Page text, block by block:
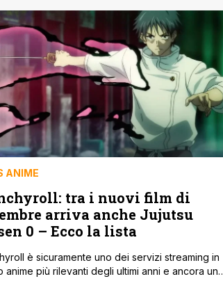
con la loro prima stagione, entrambe su
rispettivamente sabato 15 ottobre e lunedì
Precisiamo che la prima stagione [']
ANIME
tra i nuovi film di
arriva anche Jujutsu
0 – Ecco la lista
è sicuramente uno dei servizi streaming in
anime più rilevanti degli ultimi anni e ancora una